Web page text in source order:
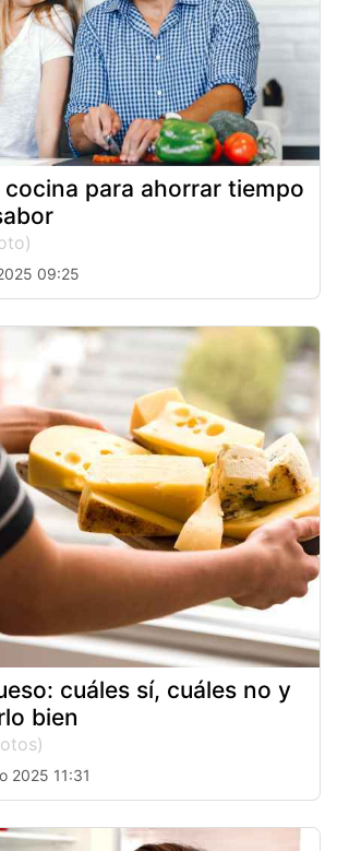
para ahorrar tiempo
09:25
cuáles sí, cuáles no y
bien
2025 11:31